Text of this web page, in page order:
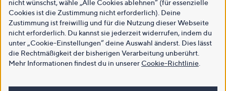
nicht wünschst, wähle „Alle Cookies ablehnen“ (für essenzielle
Cookies ist die Zustimmung nicht erforderlich). Deine
Zustimmung ist freiwillig und für die Nutzung dieser Webseite
nicht erforderlich. Du kannst sie jederzeit widerrufen, indem du
unter „Cookie-Einstellungen“ deine Auswahl änderst. Dies lässt
die Rechtmäßigkeit der bisherigen Verarbeitung unberührt.
Mehr Informationen findest du in unsererCookie-Richtlinie